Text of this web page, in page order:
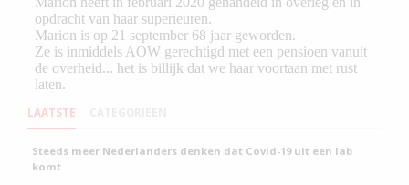
LAATSTE
Steeds meer Nederlanders denken dat Covid-19 uit een lab
komt